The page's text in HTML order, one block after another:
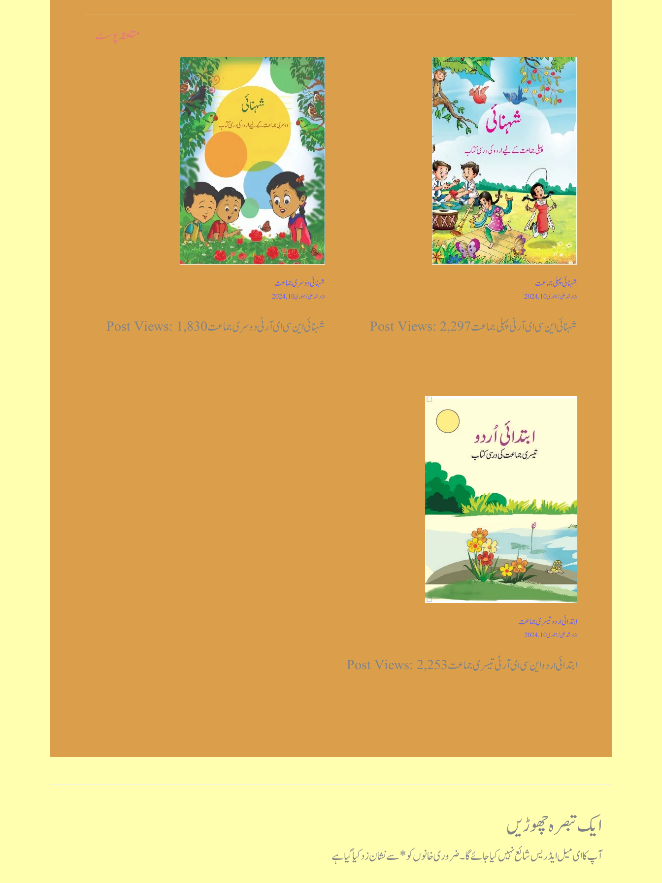
متلعقہ پوسٹ
شہنائی پہلی جماعت
ازارشد علی/جنوری 10, 2024
شہنائی این سی ای آر ٹی پہلی جماعت Post Views: 2,297
شہنائی دوسری جماعت
ازارشد علی/جنوری 10, 2024
شہنائی این سی ای آر ٹی دوسری جماعت Post Views: 1,830
ابتدائی اردو تیسری جماعت
ازارشد علی/جنوری 10, 2024
ابتدائی اردو این سی ای آر ٹی تیسری جماعت Post Views: 2,253
ایک تبصرہ چھوڑیں
آپ کا ای میل ایڈریس شائع نہیں کیا جائے گا۔ضروری خانوں کو*سے نشان زد کیا گیا ہے